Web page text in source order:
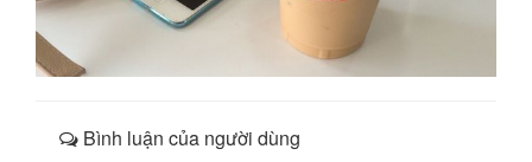
Bình luận của người dùng